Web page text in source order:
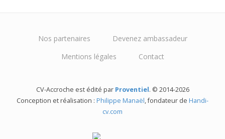
Nos partenaires
Devenez ambassadeur
Mentions légales
Contact
CV-Accroche est édité par Proventiel. © 2014-2026
Conception et réalisation : Philippe Manaël, fondateur de Handi-
cv.com